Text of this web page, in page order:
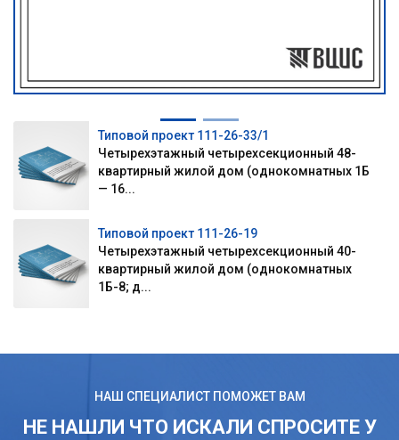
Типовой проект 111-26-33/1
Четырехэтажный четырехсекционный 48-
квартирный жилой дом (однокомнатных 1Б
— 16...
Типовой проект 111-26-19
Четырехэтажный четырехсекционный 40-
квартирный жилой дом (однокомнатных
1Б-8; д...
НАШ СПЕЦИАЛИСТ ПОМОЖЕТ ВАМ
НЕ НАШЛИ ЧТО ИСКАЛИ СПРОСИТЕ У